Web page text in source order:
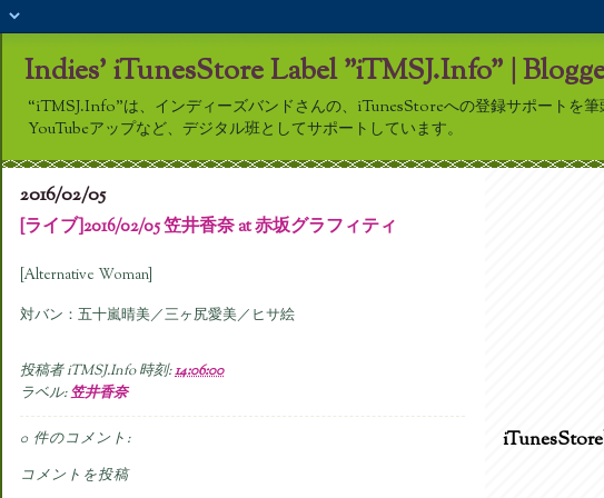
Indies' iTunesStore Label "iTMSJ.Info" |
“iTMSJ.Info”は、インディーズバンドさんの、iTunesStoreへの登録サポートを筆
YouTubeアップなど、デジタル班としてサポートしています。
2016/02/05
[ライブ]2016/02/05 笠井香奈 at 赤坂グラフィティ
[Alternative Woman]
対バン：五十嵐晴美／三ヶ尻愛美／ヒサ絵
投稿者iTMSJ.Info 時刻:14:06:00
ラベル:笠井香奈
0 件のコメント:
コメントを投稿